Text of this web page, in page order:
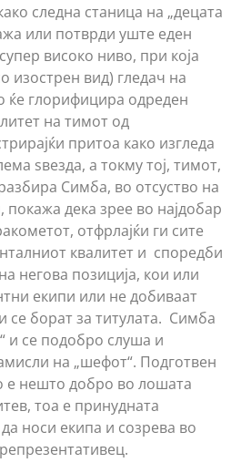
следна станица на „децата
или потврди уште еден
високо ниво, при која
изострен вид) гледач на
ќе глорифицира одреден
на тимот од
притоа како изгледа
ѕвезда, а токму тој, тимот,
Симба, во отсуство на
дека зрее во најдобар
отфрлајќи ги сите
квалитет и споредби
негова позиција, кои или
екипи или не добиваат
се борат за титулата. Симба
и се подобро слуша и
на „шефот“. Подготвен
е нешто добро во лошата
тоа е принудната
носи екипа и созрева во